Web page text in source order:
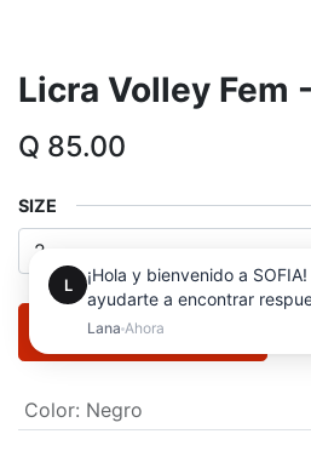
Licra Volley Fem
Q 85.00
SIZE
ADD TO CART
Color: Negro